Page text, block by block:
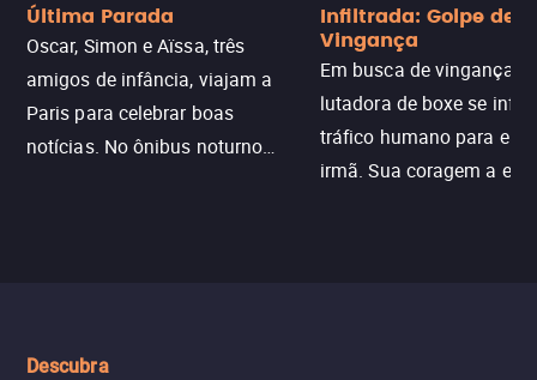
Última Parada
Oscar, Simon e Aïssa, três
amigos de infância, viajam a
Paris para celebrar boas
notícias. No ônibus noturno
Infiltrada: Golpe de
Vingança
Em busca de vingança,
lutadora de boxe se
tráfico humano para
irmã. Sua coragem a
Descubra